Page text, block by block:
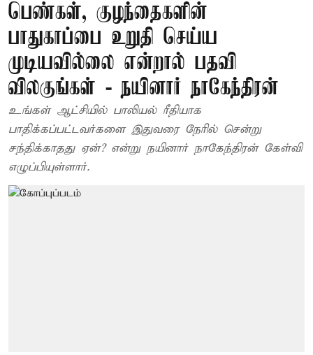
பெண்கள், குழந்தைகளின்
பாதுகாப்பை உறுதி செய்ய
முடியவில்லை என்றால் பதவி
விலகுங்கள் - நயினார் நாகேந்திரன்
உங்கள் ஆட்சியில் பாலியல் ரீதியாக
பாதிக்கப்பட்டவர்களை இதுவரை நேரில் சென்று
சந்திக்காதது ஏன்? என்று நயினார் நாகேந்திரன் கேள்வி
எழுப்பியுள்ளார்.